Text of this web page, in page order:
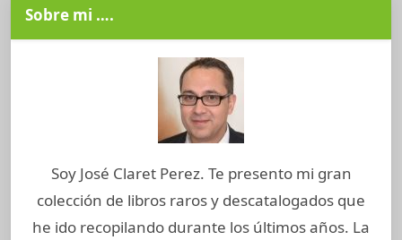
Sobre mi ….
Soy José Claret Perez. Te presento mi gran
colección de libros raros y descatalogados que
he ido recopilando durante los últimos años. La